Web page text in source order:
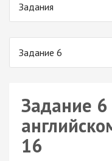
Задания
Задание 6
Задание 6
16